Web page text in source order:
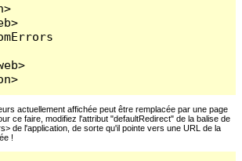
actuellement affichée peut être remplacée par une page
ce faire, modifiez l'attribut "defaultRedirect" de la balise de
de l'application, de sorte qu'il pointe vers une URL de la
!